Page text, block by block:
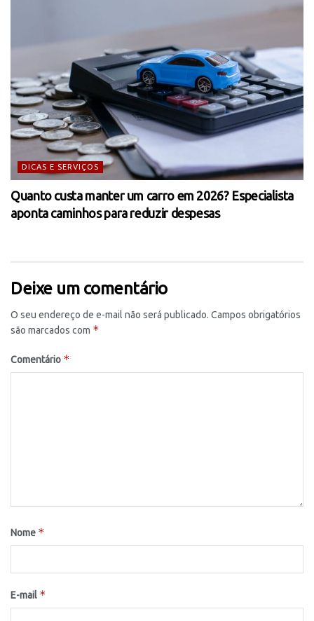
DICAS E SERVIÇOS
Quanto custa manter um carro em 2026? Especialista
aponta caminhos para reduzir despesas
Deixe um comentário
O seu endereço de e-mail não será publicado. Campos obrigatórios
são marcados com *
Comentário *
Nome *
E-mail *